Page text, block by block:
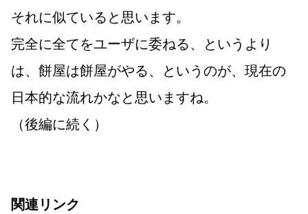
それに似ていると思います。
完全に全てをユーザに委ねる、というより
は、餅屋は餅屋がやる、というのが、現在の
日本的な流れかなと思いますね。
（後編に続く）
関連リンク